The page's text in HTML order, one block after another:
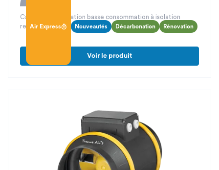
Air Express Nouveautés Décarbonation Rénovation
Caisson de ventilation basse consommation à isolation
renforcée (50 mm d’épaisseur)
Voir le produit